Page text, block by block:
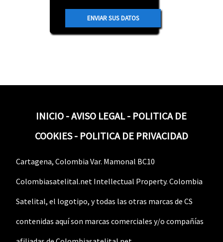
INICIO -AVISO LEGAL- POLITICA DE
COOKIES- POLITICA DE PRIVACIDAD
Cartagena, Colombia Var. Mamonal BC10
Colombiasatelital.net Intellectual Property. Colombia
Satelital, el logotipo, y todas las otras marcas de CS
contenidas aquí son marcas comerciales y/o compañías